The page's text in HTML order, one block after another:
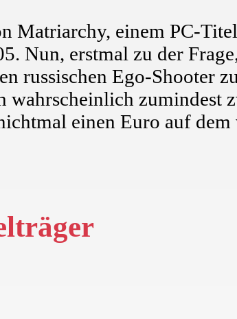
Matriarchy, einem PC-
Nun, erstmal zu der
russischen Ego-Shooter
zumindest
einen Euro auf